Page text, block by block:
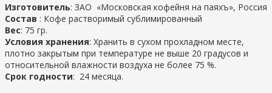
Изготовитель: ЗАО «Московская кофейня на паяхъ», Россия
Состав : Кофе растворимый сублимированный
Вес: 75 гр.
Условия хранения: Хранить в сухом прохладном месте,
плотно закрытым при температуре не выше 20 градусов и
относительной влажности воздуха не более 75 %.
Срок годности: 24 месяца.